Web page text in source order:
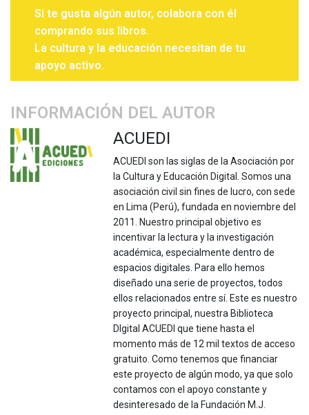
Si te gusta algún autor, colabora con él
comprando sus libros.
La cultura y la educación necesitan de tu
apoyo activo.
INFORMACIÓN DEL AUTOR
ACUEDI
ACUEDI son las siglas de la Asociación por
la Cultura y Educación Digital. Somos una
asociación civil sin fines de lucro, con sede
en Lima (Perú), fundada en noviembre del
2011. Nuestro principal objetivo es
incentivar la lectura y la investigación
académica, especialmente dentro de
espacios digitales. Para ello hemos
diseñado una serie de proyectos, todos
ellos relacionados entre sí. Este es nuestro
proyecto principal, nuestra Biblioteca
DIgital ACUEDI que tiene hasta el
momento más de 12 mil textos de acceso
gratuito. Como tenemos que financiar
este proyecto de algún modo, ya que solo
contamos con el apoyo constante y
desinteresado de la Fundación M.J.